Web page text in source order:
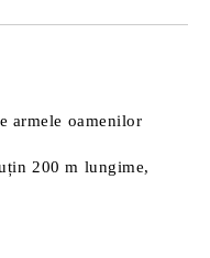
armele oamenilor
200 m lungime,